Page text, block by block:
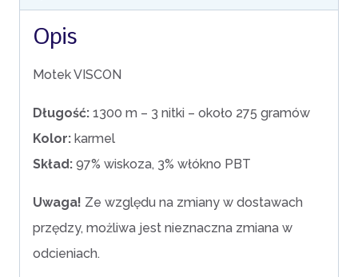
Opis
Motek VISCON
Długość: 1300 m – 3 nitki – około 275 gramów
Kolor: karmel
Skład: 97% wiskoza, 3% włókno PBT
Uwaga! Ze względu na zmiany w dostawach
przędzy, możliwa jest nieznaczna zmiana w
odcieniach.